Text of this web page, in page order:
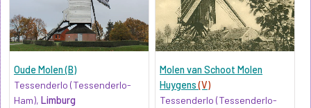
Oude Molen (B)
Tessenderlo (Tessenderlo-
Ham), Limburg
Molen van Schoot Molen
Huygens(V)
Tessenderlo (Tessenderlo-